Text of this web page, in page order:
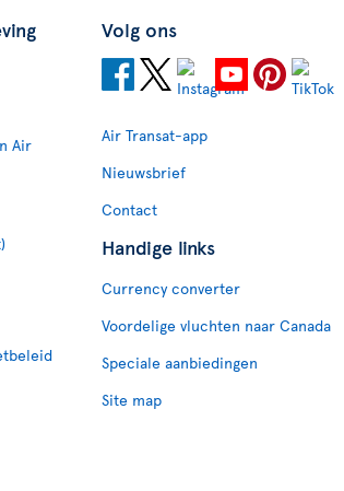
Air
Volg ons
Air Transat-app
Nieuwsbrief
Contact
Handige links
Currency converter
Voordelige vluchten naar Canada
Speciale aanbiedingen
Site map